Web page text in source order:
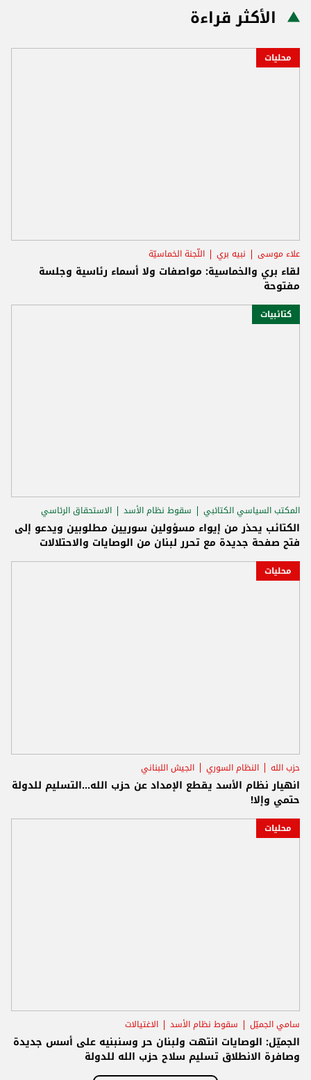
الأكثر قراءة
محليات
علاء موسى نبيه بري اللّجنة الخماسيّة
لقاء بري والخماسية: مواصفات ولا أسماء رئاسية وجلسة
مفتوحة
كتائبيات
المكتب السياسي الكتائبي سقوط نظام الأسد الاستحقاق الرئاسي
الكتائب يحذر من إيواء مسؤولين سوريين مطلوبين ويدعو إلى
فتح صفحة جديدة مع تحرر لبنان من الوصايات والاحتلالات
محليات
حزب الله النظام السوري الجيش اللبناني
انهيار نظام الأسد يقطع الإمداد عن حزب الله...التسليم للدولة
حتمي وإلا!
محليات
سامي الجميّل سقوط نظام الأسد الاغتيالات
الجميّل: الوصايات انتهت ولبنان حر وسنبنيه على أسس جديدة
وصافرة الانطلاق تسليم سلاح حزب الله للدولة